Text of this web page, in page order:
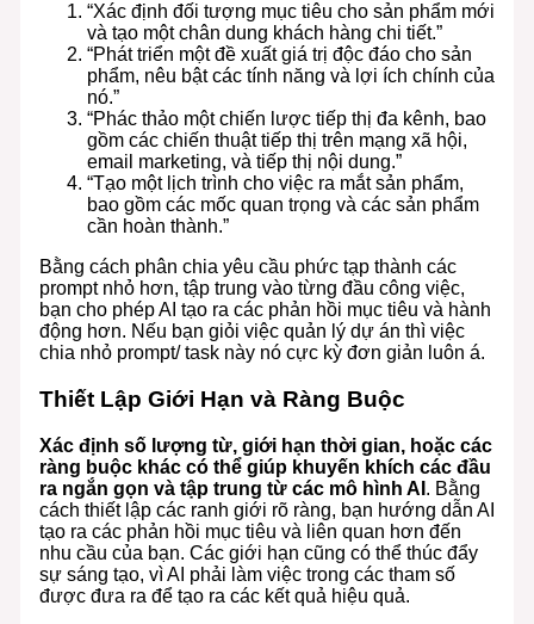
“Xác định đối tượng mục tiêu cho sản phẩm mới
và tạo một chân dung khách hàng chi tiết.”
“Phát triển một đề xuất giá trị độc đáo cho sản
phẩm, nêu bật các tính năng và lợi ích chính của
nó.”
“Phác thảo một chiến lược tiếp thị đa kênh, bao
gồm các chiến thuật tiếp thị trên mạng xã hội,
email marketing, và tiếp thị nội dung.”
“Tạo một lịch trình cho việc ra mắt sản phẩm,
bao gồm các mốc quan trọng và các sản phẩm
cần hoàn thành.”
Bằng cách phân chia yêu cầu phức tạp thành các
prompt nhỏ hơn, tập trung vào từng đầu công việc,
bạn cho phép AI tạo ra các phản hồi mục tiêu và hành
động hơn. Nếu bạn giỏi việc quản lý dự án thì việc
chia nhỏ prompt/ task này nó cực kỳ đơn giản luôn á.
Thiết Lập Giới Hạn và Ràng Buộc
Xác định số lượng từ, giới hạn thời gian, hoặc các
ràng buộc khác có thể giúp khuyến khích các đầu
ra ngắn gọn và tập trung từ các mô hình AI . Bằng
cách thiết lập các ranh giới rõ ràng, bạn hướng dẫn AI
tạo ra các phản hồi mục tiêu và liên quan hơn đến
nhu cầu của bạn. Các giới hạn cũng có thể thúc đẩy
sự sáng tạo, vì AI phải làm việc trong các tham số
được đưa ra để tạo ra các kết quả hiệu quả.